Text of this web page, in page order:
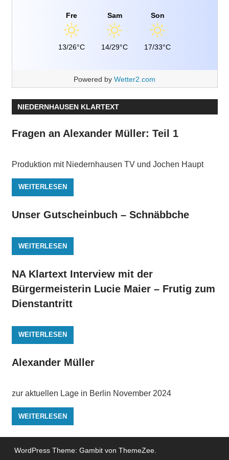
Fre
13/26°C
Sam
14/29°C
Son
17/33°C
Powered by Wetter2.com
NIEDERNHAUSEN KLARTEXT
Fragen an Alexander Müller: Teil 1
Produktion mit Niedernhausen TV und Jochen Haupt
WEITERLESEN
Unser Gutscheinbuch – Schnäbbche
WEITERLESEN
NA Klartext Interview mit der
Bürgermeisterin Lucie Maier – Frutig zum
Dienstantritt
WEITERLESEN
Alexander Müller
zur aktuellen Lage in Berlin November 2024
WEITERLESEN
WordPress Theme: Gambit von ThemeZee.